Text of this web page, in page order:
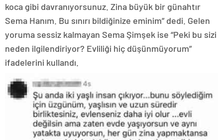
koca gibi davranıyorsunuz. Zina büyük bir günahtır
Sema Hanım. Bu sınırı bildiğinize eminim” dedi. Gelen
yoruma sessiz kalmayan Sema Şimşek ise “Peki bu sizi
neden ilgilendiriyor? Evliliği hiç düşünmüyorum”
ifadelerini kullandı.